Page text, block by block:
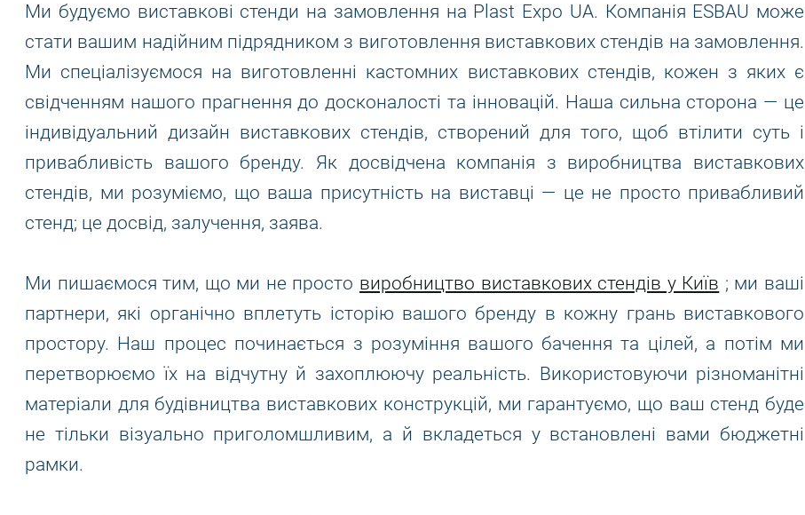
Ми будуємо виставкові стенди на замовлення на Plast Expo UA. Компанія ESBAU може
стати вашим надійним підрядником з виготовлення виставкових стендів на замовлення.
Ми спеціалізуємося на виготовленні кастомних виставкових стендів, кожен з яких є
свідченням нашого прагнення до досконалості та інновацій. Наша сильна сторона — це
індивідуальний дизайн виставкових стендів, створений для того, щоб втілити суть і
привабливість вашого бренду. Як досвідчена компанія з виробництва виставкових
стендів, ми розуміємо, що ваша присутність на виставці — це не просто привабливий
стенд; це досвід, залучення, заява.
Ми пишаємося тим, що ми не просто виробництво виставкових стендів у Київ ; ми ваші
партнери, які органічно вплетуть історію вашого бренду в кожну грань виставкового
простору. Наш процес починається з розуміння вашого бачення та цілей, а потім ми
перетворюємо їх на відчутну й захоплюючу реальність. Використовуючи різноманітні
матеріали для будівництва виставкових конструкцій, ми гарантуємо, що ваш стенд буде
не тільки візуально приголомшливим, а й вкладеться у встановлені вами бюджетні
рамки.